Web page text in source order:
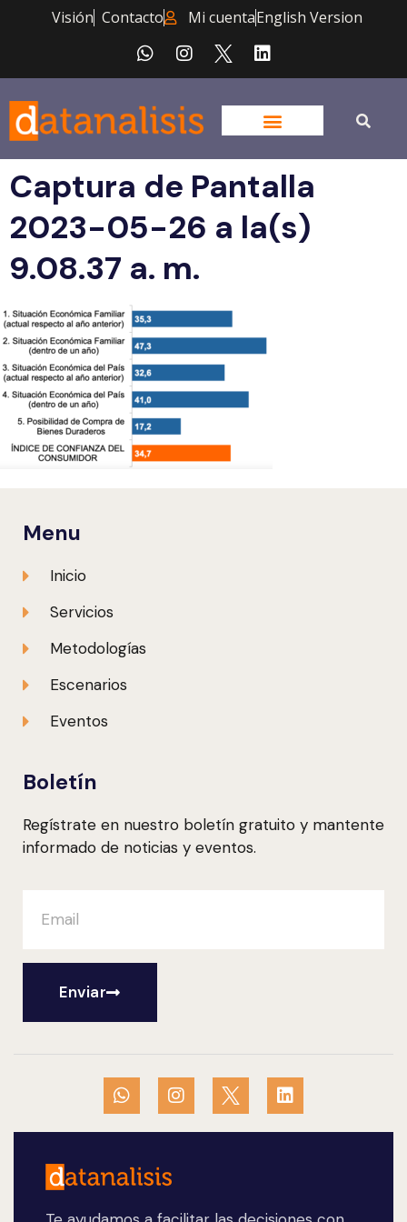
Visión Contacto Mi cuentaEnglish Version
Captura de Pantalla
2023-05-26 a la(s)
9.08.37 a. m.
Menu
Inicio
Servicios
Metodologías
Escenarios
Eventos
Boletín
Regístrate en nuestro boletín gratuito y mantente
informado de noticias y eventos.
Enviar